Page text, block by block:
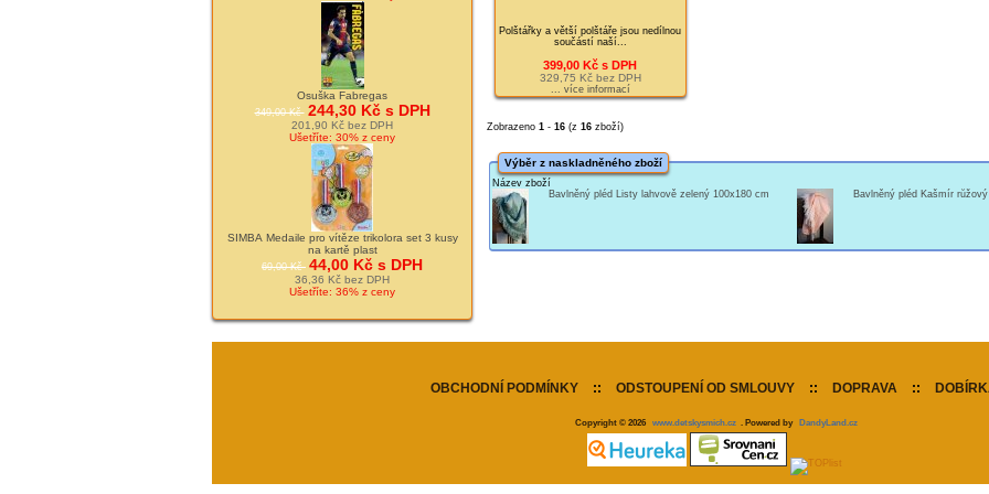
Osuška Fabregas
349,00 Kč 244,30 Kč s DPH
201,90 Kč bez DPH
Ušetříte: 30% z ceny
SIMBA Medaile pro vítěze trikolora set 3 kusy
na kartě plast
69,00 Kč 44,00 Kč s DPH
36,36 Kč bez DPH
Ušetříte: 36% z ceny
Polštářky a větší polštáře jsou nedílnou
součástí naší...
399,00 Kč s DPH
329,75 Kč bez DPH
... více informací
Zobrazeno 1 - 16(z 16zboží)
Výběr z naskladněného zboží
Název zboží
Bavlněný pléd Listy lahvově zelený 100x180 cm
Bavlněný pléd Kašmír
OBCHODNÍ PODMÍNKY :: ODSTOUPENÍ OD SMLOUVY :: DOPRAVA ::
Copyright © 2026 www.detskysmich.cz . Powered by DandyLand.cz